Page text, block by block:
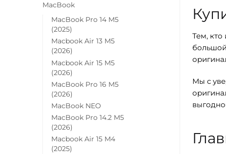
Тем, кто
Мы с
MacBook
MacBook Pro 14 M5
(2025)
Macbook Air 13 M5
(2026)
Macbook Air 15 M5
(2026)
MacBook Pro 16 M5
(2026)
MacBook NEO
MacBook Pro 14.2 M5
(2026)
Macbook Air 15 M4
(2025)